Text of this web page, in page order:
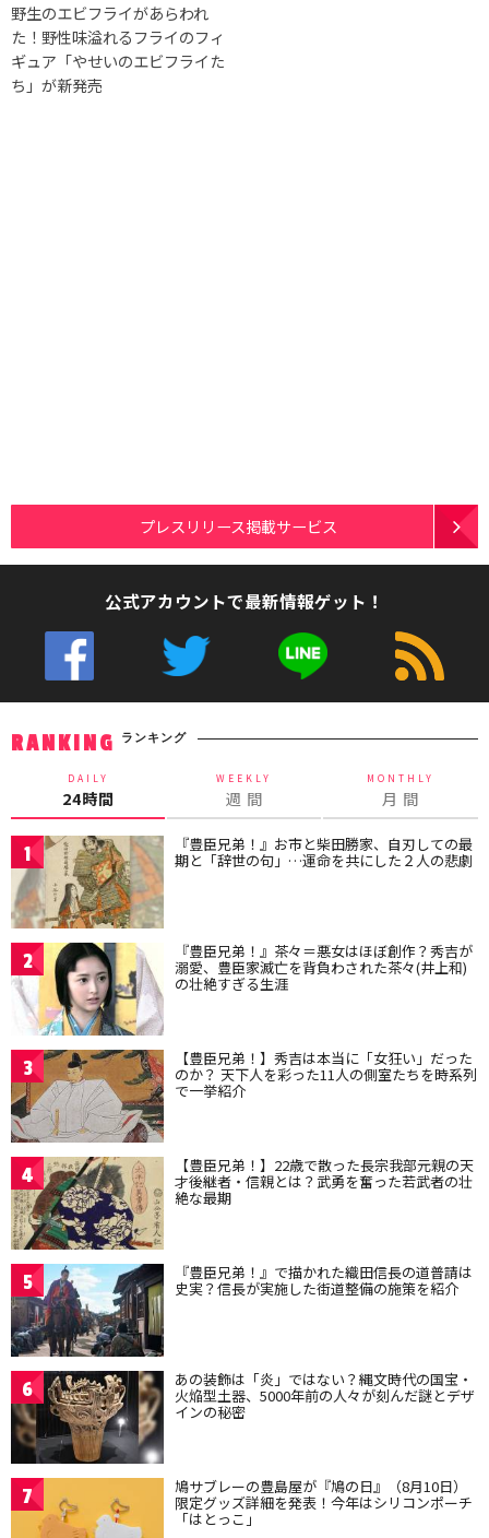
‪‎野生のエビフライがあらわれ
た‬！野性味溢れるフライのフィ
ギュア「やせいのエビフライた
ち」が新発売
プレスリリース掲載サービス
公式アカウントで最新情報ゲット！
RANKING ランキング
DAILY
24時間
WEEKLY
週 間
MONTHLY
月 間
1 『豊臣兄弟！』お市と柴田勝家、自刃しての最
期と「辞世の句」…運命を共にした２人の悲劇
2 『豊臣兄弟！』茶々＝悪女はほぼ創作？秀吉が
溺愛、豊臣家滅亡を背負わされた茶々(井上和)
の壮絶すぎる生涯
3 【豊臣兄弟！】秀吉は本当に「女狂い」だった
のか？ 天下人を彩った11人の側室たちを時系列
で一挙紹介
4 【豊臣兄弟！】22歳で散った長宗我部元親の天
才後継者・信親とは？武勇を奮った若武者の壮
絶な最期
5 『豊臣兄弟！』で描かれた織田信長の道普請は
史実？信長が実施した街道整備の施策を紹介
6 あの装飾は「炎」ではない？縄文時代の国宝・
火焔型土器、5000年前の人々が刻んだ謎とデザ
インの秘密
7 鳩サブレーの豊島屋が『鳩の日』（8月10日）
限定グッズ詳細を発表！今年はシリコンポーチ
「はとっこ」